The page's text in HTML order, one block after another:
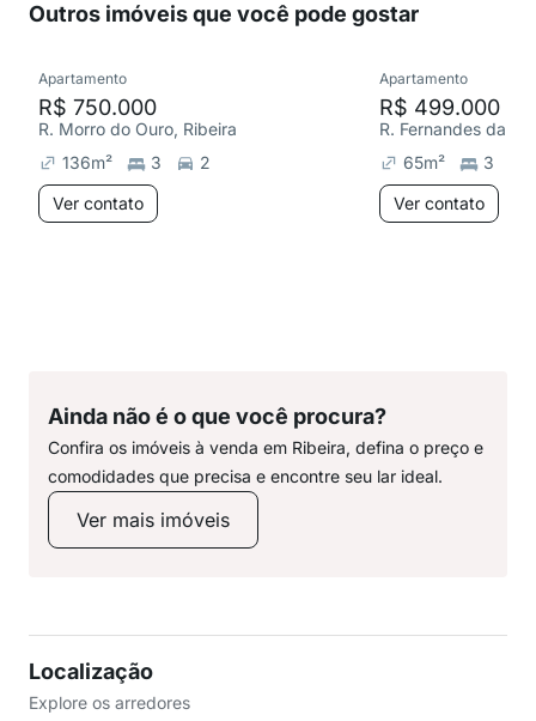
Outros imóveis que você pode gostar
Apartamento
R$ 750.000
R. Morro do Ouro, Ribeira
136m² 3
2
Ver contato
Apartamento
R$ 499.000
R. Fernandes da
65m² 3
Ver contato
Ainda não é o que você procura?
Confira os imóveis à venda em Ribeira, defina o preço e
comodidades que precisa e encontre seu lar ideal.
Ver mais imóveis
Localização
Explore os arredores